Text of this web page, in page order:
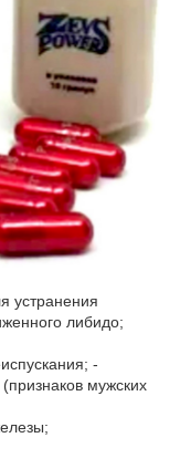
устранения
либидо;
-
мужских